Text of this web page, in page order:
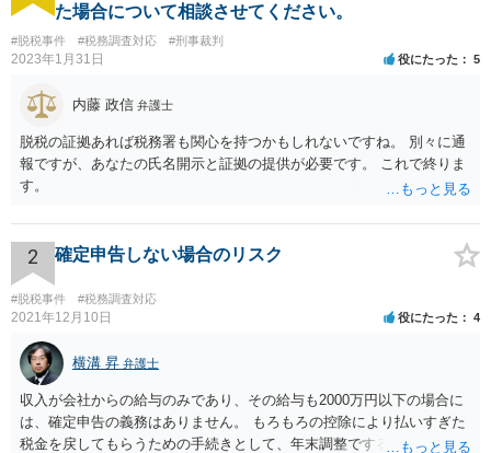
た場合について相談させてください。
#脱税事件 #税務調査対応 #刑事裁判
2023年1月31日 役にたった 5
内藤 政信 弁護士
脱税の証拠あれば税務署も関心を持つかもしれないですね。 別々に通
報ですが、あなたの氏名開示と証拠の提供が必要です。 これで終りま
す。
2 確定申告しない場合のリスク
#脱税事件 #税務調査対応
2021年12月10日 役にたった 4
横溝 昇 弁護士
収入が会社からの給与のみであり、その給与も2000万円以下の場合に
は、確定申告の義務はありません。 もろもろの控除により払いすぎた
税金を戻してもらうための手続きとして、年末調整でするのか、確定